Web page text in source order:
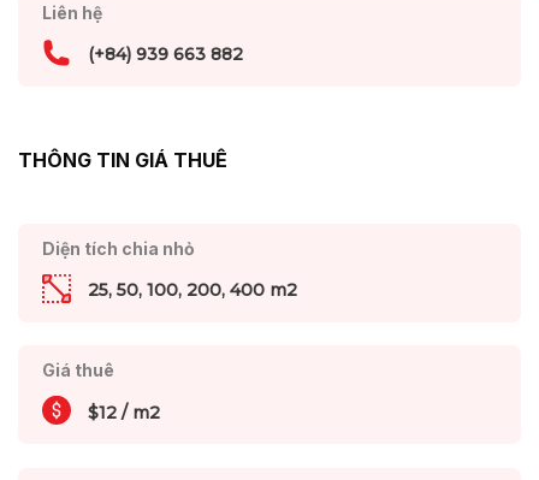
Liên hệ
(+84) 939 663 882
THÔNG TIN GIÁ THUÊ
Diện tích chia nhỏ
25, 50, 100, 200, 400 m2
Giá thuê
$12 / m2